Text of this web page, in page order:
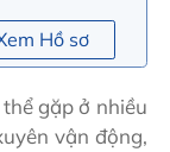
Hồ sơ
gặp ở nhiều
vận động,